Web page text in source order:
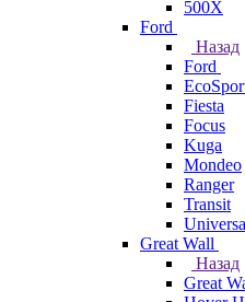
500X
Ford
Назад
Ford
Fiesta
Focus
Kuga
Mondeo
Ranger
Transit
Great Wall
Назад
Great